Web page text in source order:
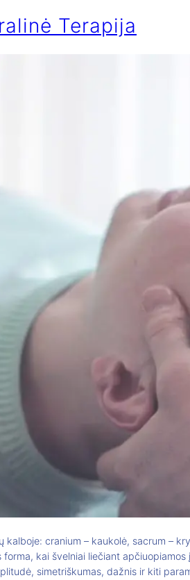
Terapija
kalboje: cranium – kaukolė, sacrum –
kai švelniai liečiant
simetriškumas, dažnis ir kiti